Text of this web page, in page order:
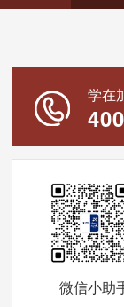
学在
微信小助